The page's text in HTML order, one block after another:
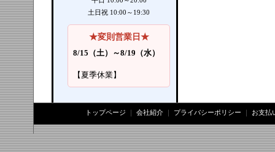
土日祝 10:00～19:30
★変則営業日★
8/15（土）～8/19（水）
【夏季休業】
トップページ 会社紹介 プライバシーポリシー お支払